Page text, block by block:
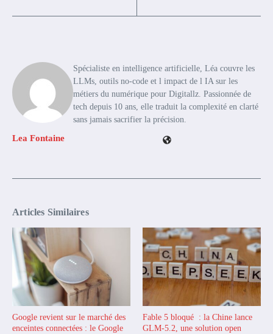
Lea Fontaine
Spécialiste en intelligence artificielle, Léa couvre les
LLMs, outils no-code et l impact de l IA sur les
métiers du numérique pour Digitallz. Passionnée de
tech depuis 10 ans, elle traduit la complexité en clarté
sans jamais sacrifier la précision.
Articles Similaires
Google revient sur le marché des
enceintes connectées : le Google
Fable 5 bloqué : la Chine lance
GLM-5.2, une solution open